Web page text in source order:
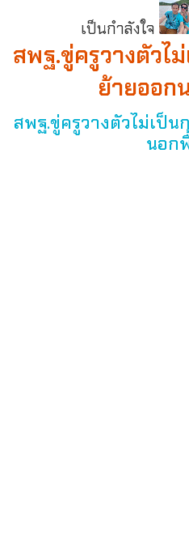
เป็นกำลังใจ
สพฐ.ขู่ครูวางตัวไ
ย้ายออก
สพฐ.ขู่ครูวางตัวไม่เป็น
นอก